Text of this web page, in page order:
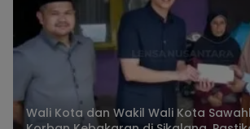
Wali Kota dan Wakil Wali Kota